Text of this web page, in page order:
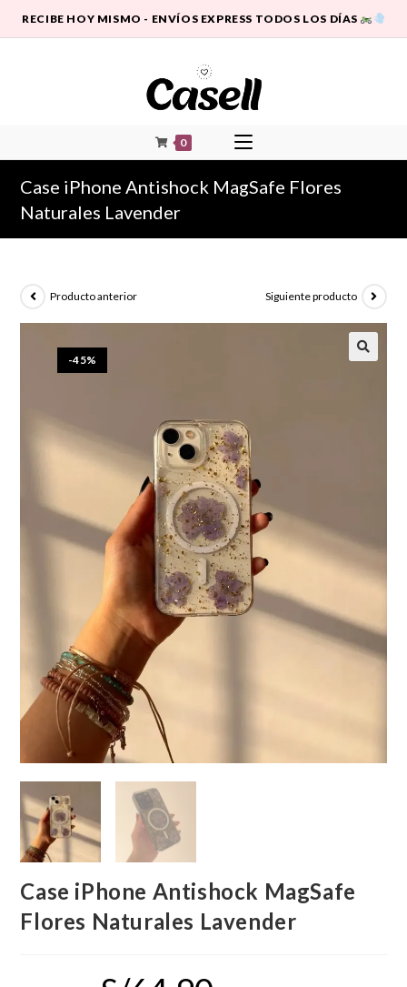
RECIBE HOY MISMO - ENVÍOS EXPRESS TODOS LOS DÍAS
0
Case iPhone Antishock MagSafe Flores
Naturales Lavender
-45%
Producto anterior Siguiente producto
Case iPhone Antishock MagSafe
Flores Naturales Lavender